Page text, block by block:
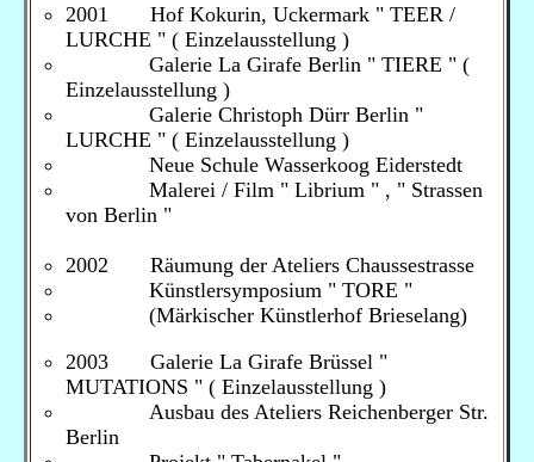
2001 Hof Kokurin, Uckermark " TEER /
LURCHE " ( Einzelausstellung )
Galerie La Girafe Berlin " TIERE " (
Einzelausstellung )
Galerie Christoph Dürr Berlin "
LURCHE " ( Einzelausstellung )
Neue Schule Wasserkoog Eiderstedt
Malerei / Film " Librium " , " Strassen
von Berlin "
2002 Räumung der Ateliers Chaussestrasse
Künstlersymposium " TORE "
(Märkischer Künstlerhof Brieselang)
2003 Galerie La Girafe Brüssel "
MUTATIONS " ( Einzelausstellung )
Ausbau des Ateliers Reichenberger Str.
Berlin